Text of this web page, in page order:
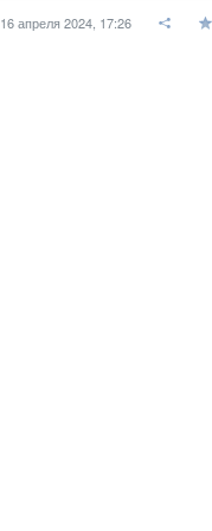
16 апреля 2024, 17:26